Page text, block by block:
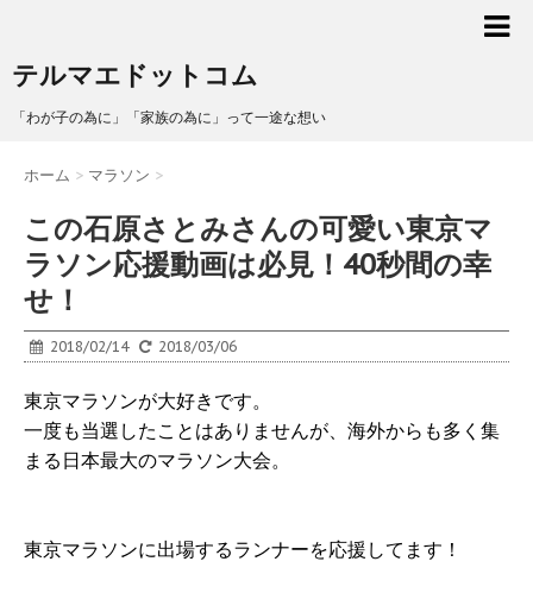
テルマエドットコム
「わが子の為に」「家族の為に」って一途な想い
ホーム > マラソン >
この石原さとみさんの可愛い東京マ
ラソン応援動画は必見！40秒間の幸
せ！
2018/02/14 2018/03/06
東京マラソンが大好きです。
一度も当選したことはありませんが、海外からも多く集
まる日本最大のマラソン大会。
東京マラソンに出場するランナーを応援してます！